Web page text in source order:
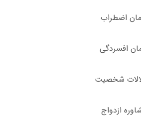
اضطراب
افسردگی
شخصیت
ازدواج